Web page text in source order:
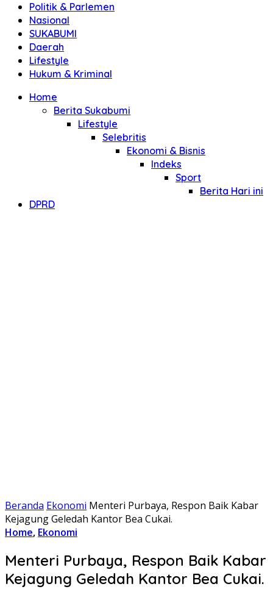
Politik & Parlemen
Nasional
SUKABUMI
Daerah
Lifestyle
Hukum & Kriminal
Home
Berita Sukabumi
Lifestyle
Selebritis
Ekonomi & Bisnis
Indeks
Sport
Berita Hari ini
DPRD
Beranda Ekonomi Menteri Purbaya, Respon Baik Kabar
Kejagung Geledah Kantor Bea Cukai.
Home, Ekonomi
Menteri Purbaya, Respon Baik Kabar
Kejagung Geledah Kantor Bea Cukai.